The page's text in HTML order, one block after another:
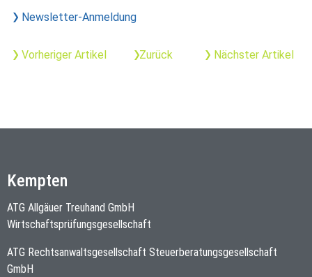
Newsletter-Anmeldung
Vorheriger Artikel Zurück Nächster Artikel
Kempten
ATG Allgäuer Treuhand GmbH
Wirtschaftsprüfungsgesellschaft
ATG Rechtsanwaltsgesellschaft Steuerberatungsgesellschaft
GmbH